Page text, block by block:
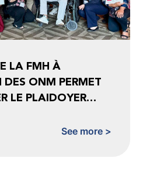
LA FMH À
ONM PERMET
LE PLAIDOYER
See more >